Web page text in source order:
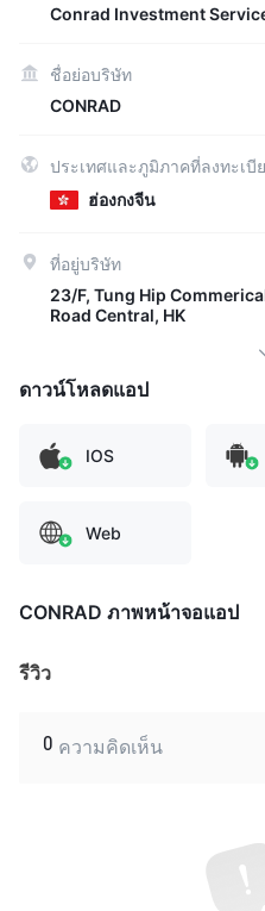
Conrad Investment
ชื่อย่อบริษัท
CONRAD
ประเทศและภูมิภาคที่ลงทะเ
ฮ่องกงจีน
ที่อยู่บริษัท
23/F, Tung Hip
Road Central, HK
ดาวน์โหลดแอป
IOS
Web
CONRAD ภาพหน้าจอแอป
รีวิว
0 ความคิดเห็น